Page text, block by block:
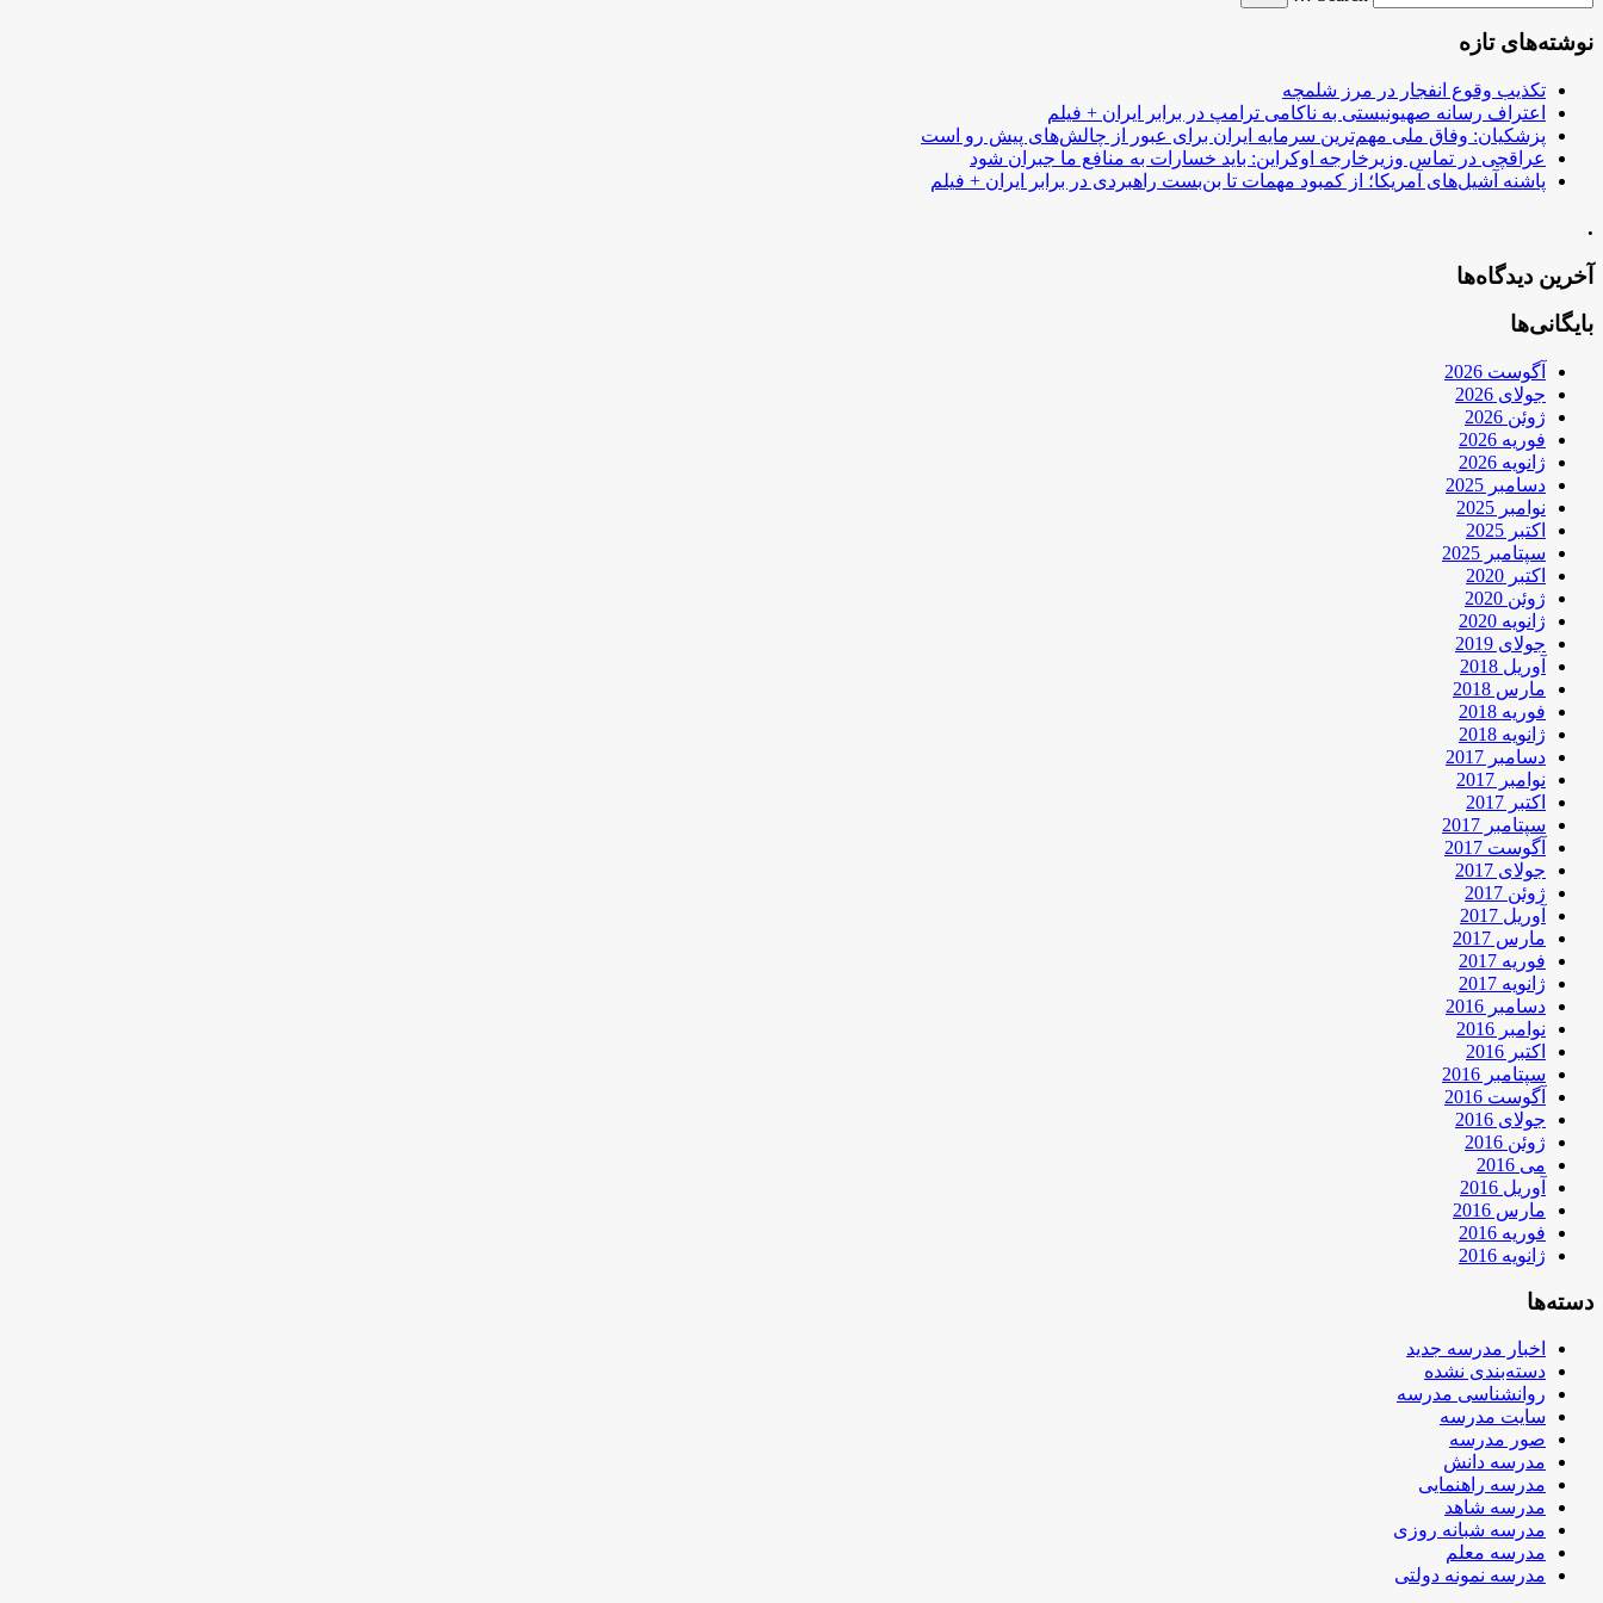
نوشته‌های تازه
تکذیب وقوع انفجار در مرز شلمچه
اعتراف رسانه صهیونیستی به ناکامی ترامپ در برابر ایران + فیلم
پزشکیان: وفاق ملی مهم‌ترین سرمایه ایران برای عبور از چالش‌های پیش رو است
عراقچی در تماس وزیرخارجه اوکراین: باید خسارات به منافع ما جبران شود
پاشنه آشیل‌های آمریکا؛ از کمبود مهمات تا بن‌بست راهبردی در برابر ایران + فیلم
.
آخرین دیدگاه‌ها
بایگانی‌ها
آگوست 2026
جولای 2026
ژوئن 2026
فوریه 2026
ژانویه 2026
دسامبر 2025
نوامبر 2025
اکتبر 2025
سپتامبر 2025
اکتبر 2020
ژوئن 2020
ژانویه 2020
جولای 2019
آوریل 2018
مارس 2018
فوریه 2018
ژانویه 2018
دسامبر 2017
نوامبر 2017
اکتبر 2017
سپتامبر 2017
آگوست 2017
جولای 2017
ژوئن 2017
آوریل 2017
مارس 2017
فوریه 2017
ژانویه 2017
دسامبر 2016
نوامبر 2016
اکتبر 2016
سپتامبر 2016
آگوست 2016
جولای 2016
ژوئن 2016
می 2016
آوریل 2016
مارس 2016
فوریه 2016
ژانویه 2016
دسته‌ها
اخبار مدرسه جدید
دسته‌بندی نشده
روانشناسی مدرسه
سایت مدرسه
صور مدرسه
مدرسه دانش
مدرسه راهنمایی
مدرسه شاهد
مدرسه شبانه روزی
مدرسه معلم
مدرسه نمونه دولتی